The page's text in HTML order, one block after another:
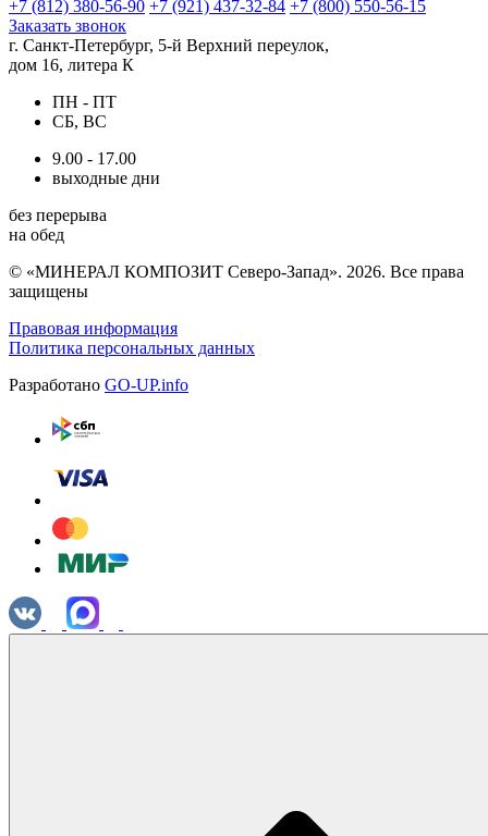
+7 (812) 380-56-90 +7 (921) 437-32-84 +7 (800) 550-56-15
Заказать звонок
г. Санкт-Петербург, 5-й Верхний переулок,
дом 16, литера К
ПН - ПТ
СБ, ВС
9.00 - 17.00
выходные дни
без перерыва
на обед
© «МИНЕРАЛ КОМПОЗИТ Северо-Запад». 2026. Все права
защищены
Правовая информация
Политика персональных данных
Разработано GO-UP.info